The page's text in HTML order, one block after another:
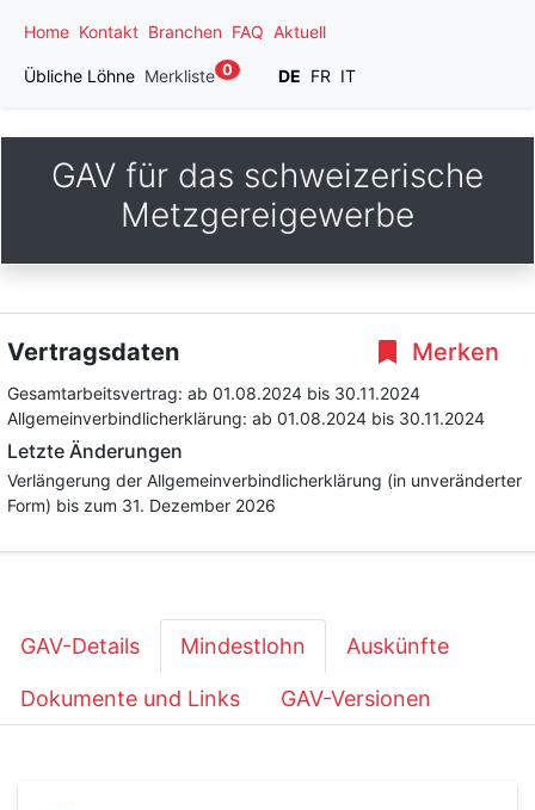
Home Kontakt Branchen FAQ Aktuell
Übliche Löhne Merkliste 0 DE FR IT
GAV für das schweizerische
Metzgereigewerbe
Merken
Vertragsdaten
Gesamtarbeitsvertrag: ab 01.08.2024 bis 30.11.2024
Allgemeinverbindlicherklärung: ab 01.08.2024 bis 30.11.2024
Letzte Änderungen
Verlängerung der Allgemeinverbindlicherklärung (in unveränderter
Form) bis zum 31. Dezember 2026
GAV-Details Mindestlohn Auskünfte
Dokumente und Links GAV-Versionen